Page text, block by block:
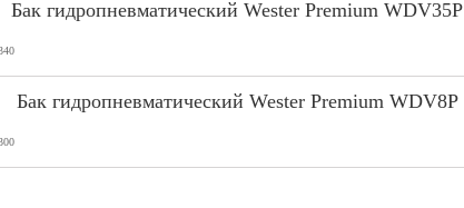
Бак гидропневматический Wester Premium WDV35P
Бак гидропневматический Wester Premium WDV8P